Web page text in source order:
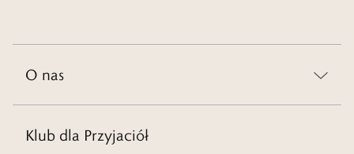
O nas
Klub dla Przyjaciół